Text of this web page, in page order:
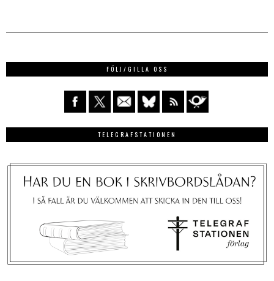
FÖLJ/GILLA OSS
TELEGRAFSTATIONEN